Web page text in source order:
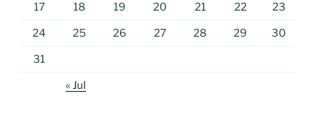
17 18 19 20 21 22 23
24 25 26 27 28 29 30
31
« Jul